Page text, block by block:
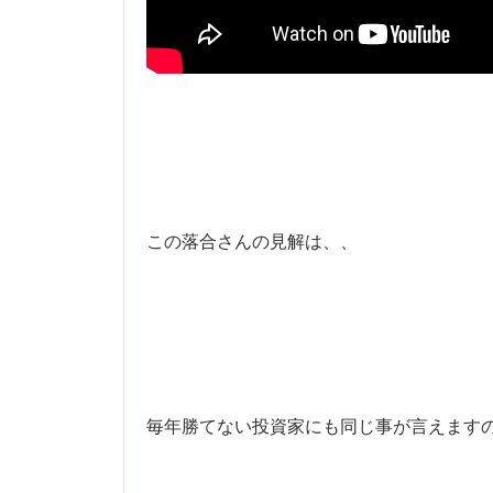
この落合さんの見解は、、
毎年勝てない投資家にも同じ事が言えます